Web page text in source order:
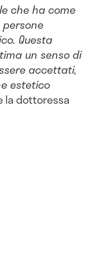
che ha come
Questa
un senso di
accettati,
estetico
la dottoressa